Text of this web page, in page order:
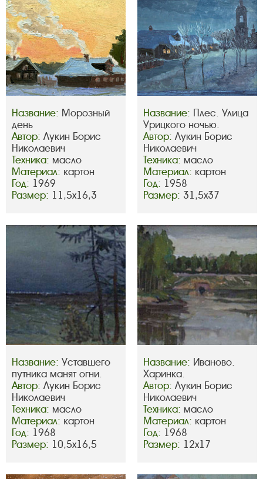
Название: Морозный
день
Автор: Лукин Борис
Николаевич
Техника: масло
Материал: картон
Год: 1969
Размер: 11,5х16,3
Название: Плес. Улица
Урицкого ночью.
Автор: Лукин Борис
Николаевич
Техника: масло
Материал: картон
Год: 1958
Размер: 31,5х37
Название: Уставшего
путника манят огни.
Автор: Лукин Борис
Николаевич
Техника: масло
Материал: картон
Год: 1968
Размер: 10,5х16,5
Название: Иваново.
Харинка.
Автор: Лукин Борис
Николаевич
Техника: масло
Материал: картон
Год: 1968
Размер: 12х17